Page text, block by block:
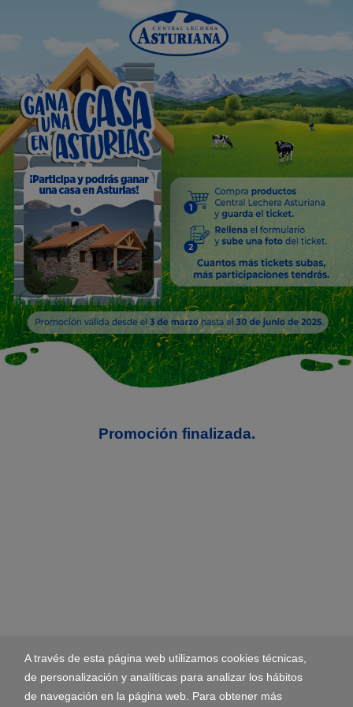
Promoción finalizada.
A través de esta página web utilizamos cookies técnicas,
de personalización y analíticas para analizar los hábitos
de navegación en la página web. Para obtener más